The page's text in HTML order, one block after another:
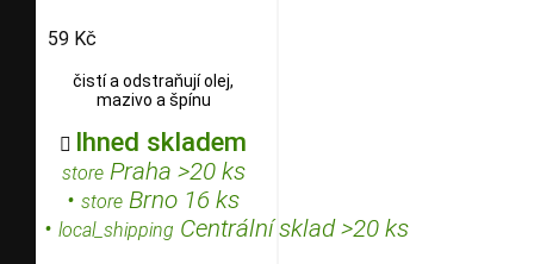
59 Kč
čistí a odstraňují olej,
mazivo a špínu
 Ihned skladem
storePraha >20 ks
• store Brno 16 ks
• local_shipping Centrální sklad >20 ks